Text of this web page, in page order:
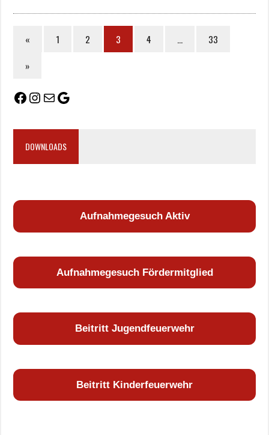
« 1 2 3 4 …
33
»
DOWNLOADS
Aufnahmegesuch Aktiv
Aufnahmegesuch Fördermitglied
Beitritt Jugendfeuerwehr
Beitritt Kinderfeuerwehr